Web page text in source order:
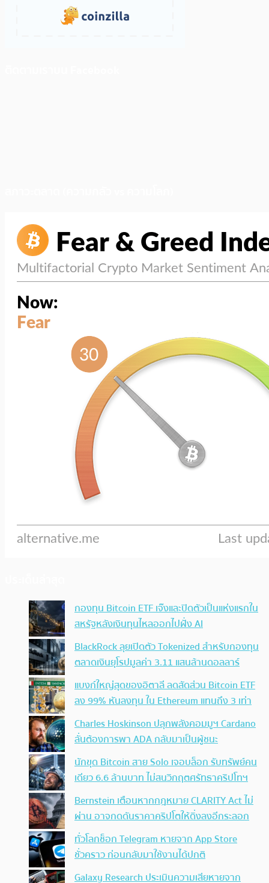
กองทุน Bitcoin ETF เจ๊งและปิดตัวเป็นแห่งแรกใน
สหรัฐหลังเงินทุนไหลออกไปฝั่ง AI
BlackRock ลุยเปิดตัว Tokenized สำหรับกองทุน
ตลาดเงินยุโรปมูลค่า 3.11 แสนล้านดอลลาร์
แบงก์ใหญ่สุดของอิตาลี ลดสัดส่วน Bitcoin ETF
ลง 99% หันลงทุน ใน Ethereum แทนถึง 3 เท่า
Charles Hoskinson ปลุกพลังคอมมูฯ Cardano
ลั่นต้องการพา ADA กลับมาเป็นผู้ชนะ
นักขุด Bitcoin สาย Solo เจอบล็อก รับทรัพย์คน
เดียว 6.6 ล้านบาท ไม่สนวิกฤตศรัทธาคริปโทฯ
Bernstein เตือนหากกฎหมาย CLARITY Act ไม่
ผ่าน อาจกดดันราคาคริปโตให้ดิ่งลงอีกระลอก
ทั่วโลกช็อก Telegram หายจาก App Store
ชั่วคราว ก่อนกลับมาใช้งานได้ปกติ
Galaxy Research ประเมินความเสียหายจาก